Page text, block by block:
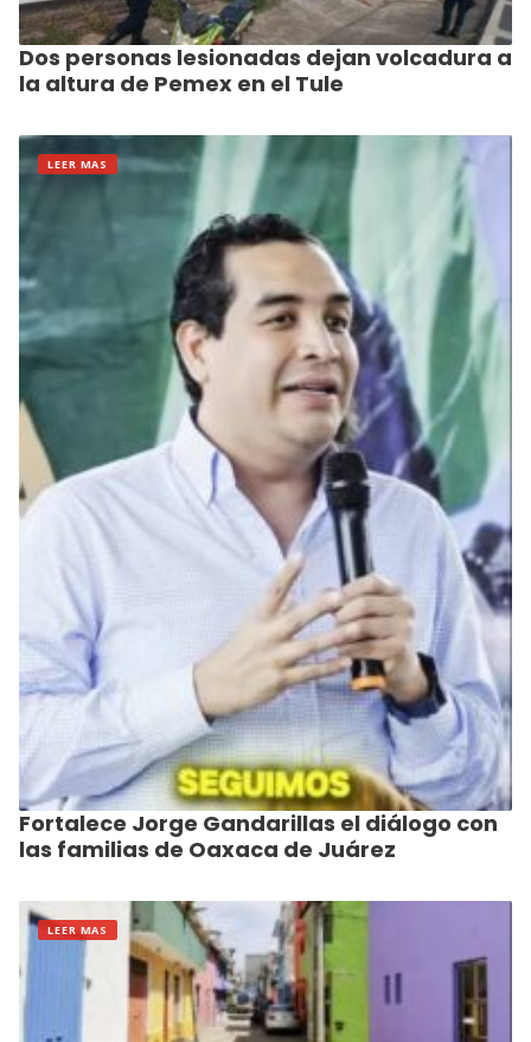
Dos personas lesionadas dejan volcadura a
la altura de Pemex en el Tule
LEER MAS
Fortalece Jorge Gandarillas el diálogo con
las familias de Oaxaca de Juárez
LEER MAS